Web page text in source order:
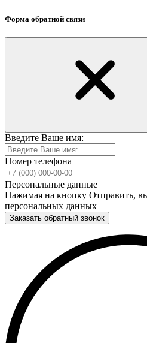
Форма обратной связи
Введите Ваше имя:
Номер телефона
Персональные данные
Нажимая на кнопку Отправить,
персональных данных
Заказать обратный звонок